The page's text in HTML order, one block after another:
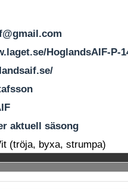
HoglandsAIF-P-
aktuell säsong
(tröja, byxa, strumpa)